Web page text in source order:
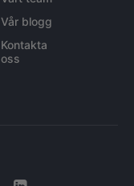
Vår blogg
Kontakta
oss